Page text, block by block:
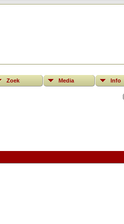
Zoek Media Info